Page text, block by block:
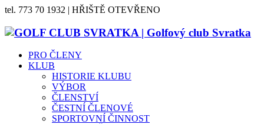
tel. 773 70 1932 | HŘIŠTĚ OTEVŘENO
PRO ČLENY
KLUB
HISTORIE KLUBU
VÝBOR
ČLENSTVÍ
ČESTNÍ ČLENOVÉ
SPORTOVNÍ ČINNOST